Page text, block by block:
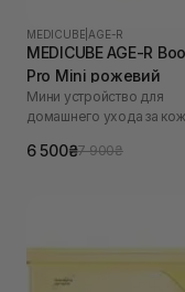
MEDICUBE AGE-R
MEDICUBE AGE-R
Pro Mini рожевий
Мини устройство для
домашнего ухода за
6 500₴7 900₴